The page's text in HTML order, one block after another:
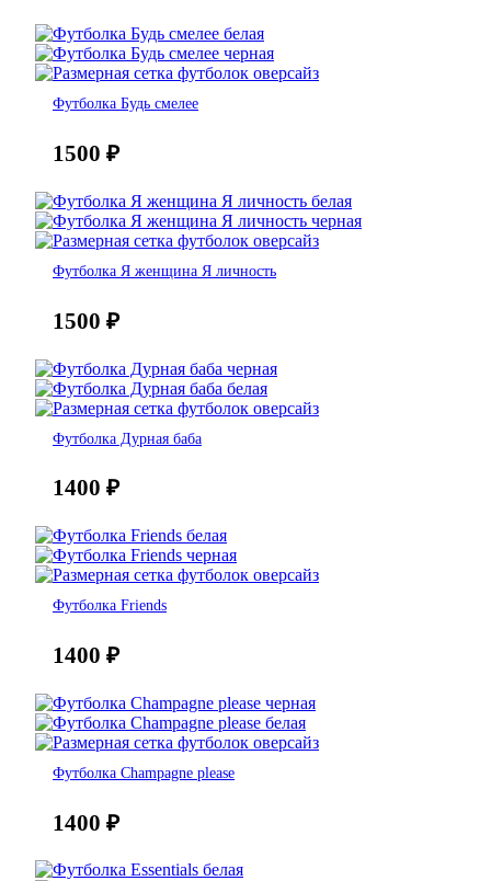
Футболка Будь смелее
1500 ₽
Футболка Я женщина Я личность
1500 ₽
Футболка Дурная баба
1400 ₽
Футболка Friends
1400 ₽
Футболка Champagne please
1400 ₽